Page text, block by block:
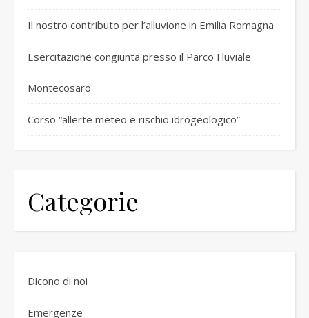
Il nostro contributo per l’alluvione in Emilia Romagna
Esercitazione congiunta presso il Parco Fluviale
Montecosaro
Corso “allerte meteo e rischio idrogeologico”
Categorie
Dicono di noi
Emergenze